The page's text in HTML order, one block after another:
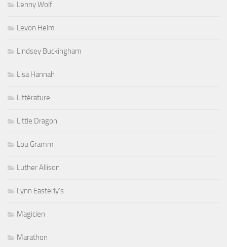
Lenny Wolf
Levon Helm
Lindsey Buckingham
Lisa Hannah
Littérature
Little Dragon
Lou Gramm
Luther Allison
Lynn Easterly's
Magicien
Marathon